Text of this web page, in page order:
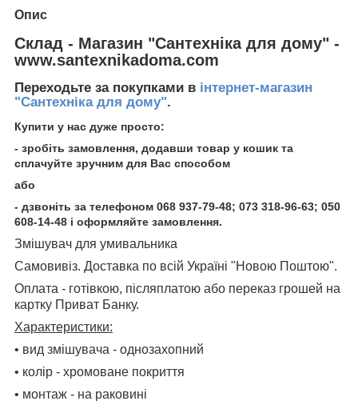
Опис
Склад - Магазин "Сантехніка для дому" -
www.santexnikadoma.com
Переходьте за покупками в інтернет-магазин
"Сантехніка для дому".
Купити у нас дуже просто:
- зробіть замовлення, додавши товар у кошик та
сплачуйте зручним для Вас способом
або
- дзвоніть за телефоном 068 937-79-48; 073 318-96-63; 050
608-14-48 і оформляйте замовлення.
Змішувач для умивальника
Самовивіз. Доставка по всій Україні "Новою Поштою".
Оплата - готівкою, післяплатою або переказ грошей на
картку Приват Банку.
Характеристики:
• вид змішувача - однозахопний
• колір - хромоване покриття
• монтаж - на раковині